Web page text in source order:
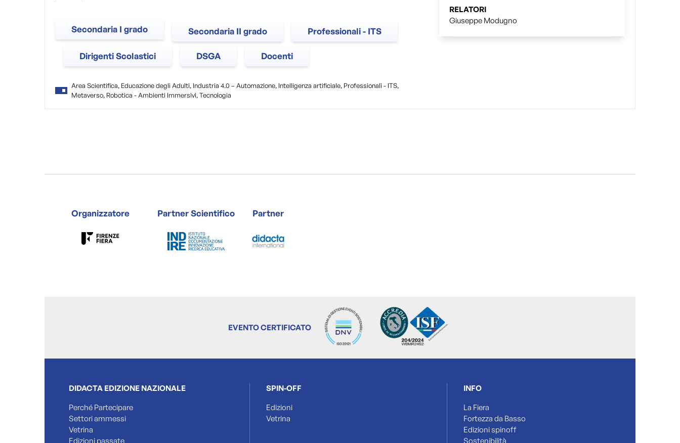
Secondaria I grado Secondaria II grado Professionali - ITS
Dirigenti Scolastici DSGA Docenti
Area Scientifica, Educazione degli Adulti, Industria 4.0 – Automazione, Intelligenza artificiale, Professionali - ITS,
Metaverso, Robotica - Ambienti Immersivi, Tecnologia
RELATORI
Giuseppe Modugno
Organizzatore Partner Scientifico Partner
EVENTO CERTIFICATO
DIDACTA EDIZIONE NAZIONALE
Perché Partecipare
Settori ammessi
Vetrina
Edizioni passate
SPIN-OFF
Edizioni
Vetrina
INFO
La Fiera
Fortezza da Basso
Edizioni spinoff
Sostenibilità